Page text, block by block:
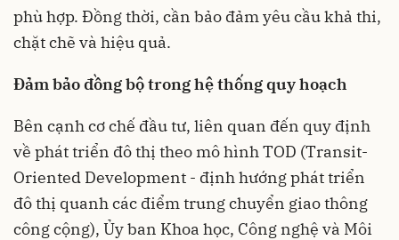
phù hợp. Đồng thời, cần bảo đảm yêu cầu khả thi,
chặt chẽ và hiệu quả.
Đảm bảo đồng bộ trong hệ thống quy hoạch
Bên cạnh cơ chế đầu tư, liên quan đến quy định
về phát triển đô thị theo mô hình TOD (Transit-
Oriented Development - định hướng phát triển
đô thị quanh các điểm trung chuyển giao thông
công cộng), Ủy ban Khoa học, Công nghệ và Môi